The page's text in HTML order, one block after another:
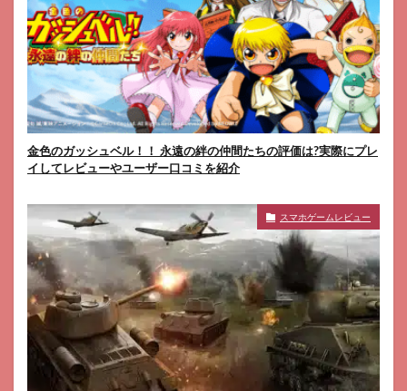
金色のガッシュベル！！ 永遠の絆の仲間たちの評価は?実際にプレ
イしてレビューやユーザー口コミを紹介
スマホゲームレビュー